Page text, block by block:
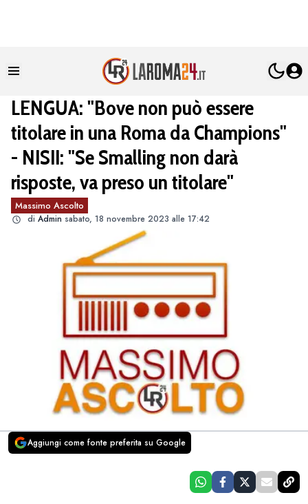
LENGUA: "Bove non può essere
titolare in una Roma da Champions"
- NISII: "Se Smalling non darà
risposte, va preso un titolare"
Massimo Ascolto
di Admin sabato, 18 novembre 2023 alle 17:42
Aggiungi come fonte preferita su Google